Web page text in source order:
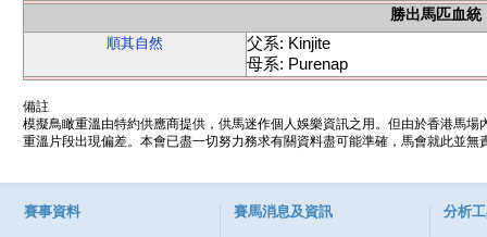
勝出馬匹血統
順其自然
父系: Kinjite
母系: Purenap
備註
模擬鳥瞰重溫由特約供應商提供，供馬迷作個人娛樂資訊之用。但由於香港馬
重溫片段出現偏差。本會已盡一切努力務求有關資料盡可能準確，馬會就此並
賽事資料 賽馬消息及資訊 分析